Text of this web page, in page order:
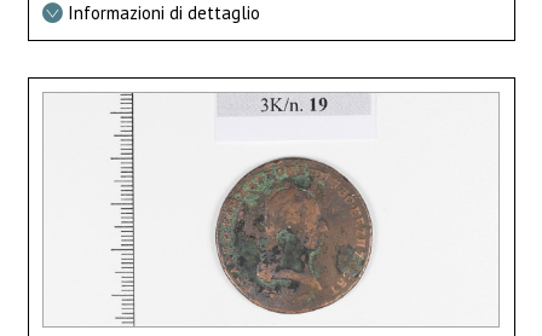
Informazioni di dettaglio